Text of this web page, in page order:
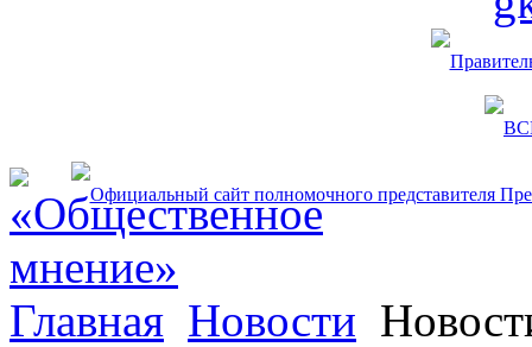
Главная Новости